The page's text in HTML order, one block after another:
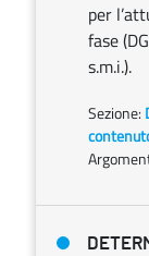
per
fase
s.m.i.).
Sezione: